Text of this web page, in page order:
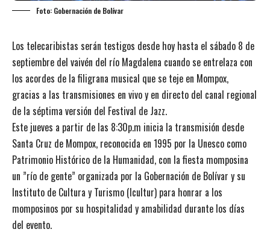
Foto: Gobernación de Bolívar
Los telecaribistas serán testigos desde hoy hasta el sábado 8 de
septiembre del vaivén del río Magdalena cuando se entrelaza con
los acordes de la filigrana musical que se teje en Mompox,
gracias a las transmisiones en vivo y en directo del canal regional
de la séptima versión del Festival de Jazz.
Este jueves a partir de las 8:30p.m inicia la transmisión desde
Santa Cruz de Mompox, reconocida en 1995 por la Unesco como
Patrimonio Histórico de la Humanidad, con la fiesta momposina
un ”río de gente” organizada por la Gobernación de Bolívar y su
Instituto de Cultura y Turismo (Icultur) para honrar a los
momposinos por su hospitalidad y amabilidad durante los días
del evento.